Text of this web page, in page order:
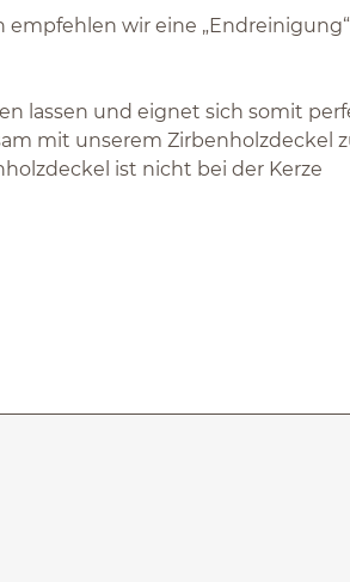
empfehlen wir eine
lassen und eignet sich somit
mit unserem Zirbenholzdeckel
ist nicht bei der Kerze